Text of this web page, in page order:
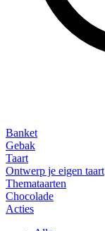
Banket
Gebak
Taart
Ontwerp je eigen taart
Themataarten
Chocolade
Acties